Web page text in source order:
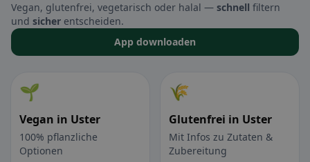
Vegan, glutenfrei, vegetarisch oder halal — schnell filtern
und sicher entscheiden.
App downloaden
🌱
Vegan in Uster
100% pflanzliche
Optionen
🌾
Glutenfrei in Uster
Mit Infos zu Zutaten &
Zubereitung